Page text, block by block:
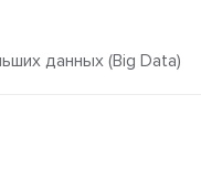
данных (Big Data)